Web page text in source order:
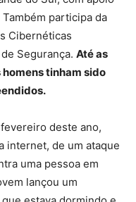
participa da
Cibernéticas
Segurança. Até as
tinham sido
deste ano,
internet, de um ataque
uma pessoa em
lançou um